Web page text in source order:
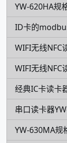
YW-620HA规
ID卡的
WIFI无线NFC
WIFI无线NFC
经典IC卡读卡
串口读卡器
YW-630MA规